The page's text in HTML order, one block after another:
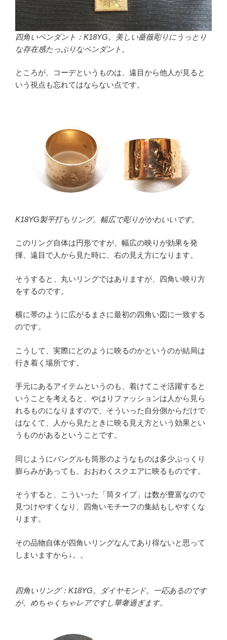
四角いペンダント：K18YG。美しい薔薇彫りにうっとり
な存在感たっぷりなペンダント。
ところが、コーデというものは、遠目から他人が見ると
いう視点も忘れてはならない点です。
K18YG製平打ちリング。幅広で彫りがかわいいです。
このリング自体は円形ですが、幅広の映りが効果を発
揮、遠目で人から見た時に、右の見え方になります。
そうすると、丸いリングではありますが、四角い映り方
をするのです。
横に帯のように広がるまさに最初の四角い図に一致する
のです。
こうして、実際にどのように映るのかというのが結局は
行き着く場所です。
手元にあるアイテムというのも、着けてこそ活躍すると
いうことを考えると、やはりファッションは人から見ら
れるものになりますので、そういった自分側からだけで
はなくて、人から見たときに映る見え方という効果とい
うものがあるということです。
同じようにバングルも筒形のようなものは多少ぷっくり
膨らみがあっても、おおわくスクエアに映るものです。
そうすると、こういった「筒タイプ」は数が豊富なので
見つけやすくなり、四角いモチーフの集結もしやすくな
ります。
その品物自体が四角いリングなんてあり得ないと思って
しまいますから↓。。
四角いリング：K18YG。ダイヤモンド。一応あるのです
が、めちゃくちゃレアですし華奢過ぎます。